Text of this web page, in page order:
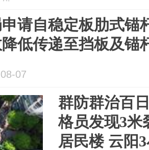
请自稳定板肋式锚
低传递至挡板及锚
07
群防群治百
格员发现3米
居民楼 云阳